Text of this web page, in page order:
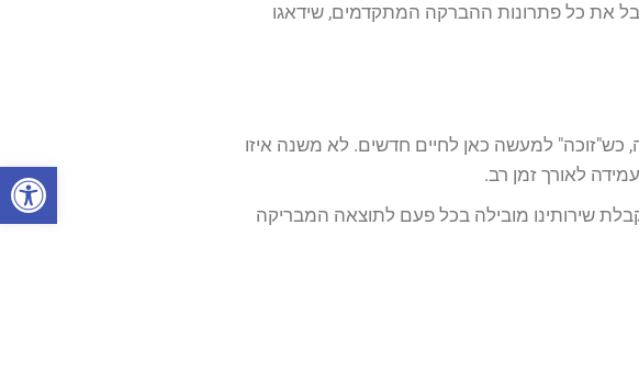
פתח
את כל פתרונות ההברקה המתקדמים, שידאגו
למעשה כאן לחיים חדשים. לא משנה איזו
לאורך זמן רב.
שירותינו מובילה בכל פעם לתוצאה המבריקה